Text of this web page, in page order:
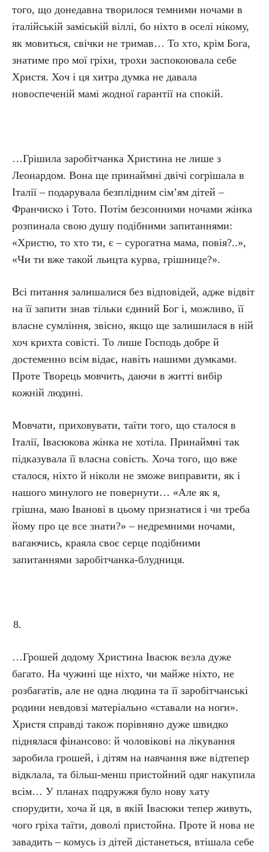
того, що донедавна творилося темними ночами в
італійській заміській віллі, бо ніхто в оселі нікому,
як мовиться, свічки не тримав… То хто, крім Бога,
знатиме про мої гріхи, трохи заспокоювала себе
Христя. Хоч і ця хитра думка не давала
новоспеченій мамі жодної гарантії на спокій.
…Грішила заробітчанка Христина не лише з
Леонардом. Вона ще принаймні двічі согрішала в
Італії – подарувала безплідним сім’ям дітей –
Франчиско і Тото. Потім безсонними ночами жінка
розпинала свою душу подібними запитаннями:
«Христю, то хто ти, є – сурогатна мама, повія?..»,
«Чи ти вже такой льицта курва, грішнице?».
Всі питання залишалися без відповідей, адже відвіт
на її запити знав тільки єдиний Бог і, можливо, її
власне сумління, звісно, якщо ще залишилася в ній
хоч крихта совісті. То лише Господь добре й
достеменно всім відає, навіть нашими думками.
Проте Творець мовчить, даючи в житті вибір
кожній людині.
Мовчати, приховувати, таїти того, що сталося в
Італії, Івасюкова жінка не хотіла. Принаймні так
підказувала її власна совість. Хоча того, що вже
сталося, ніхто й ніколи не зможе виправити, як і
нашого минулого не повернути… «Але як я,
грішна, маю Іванові в цьому признатися і чи треба
йому про це все знати?» – недремними ночами,
вагаючись, краяла своє серце подібними
запитаннями заробітчанка-блудниця.
…Грошей додому Христина Івасюк везла дуже
багато. На чужині ще ніхто, чи майже ніхто, не
розбагатів, але не одна людина та її заробітчанські
родини невдовзі матеріально «ставали на ноги».
Христя справді також порівняно дуже швидко
піднялася фінансово: й чоловікові на лікування
заробила грошей, і дітям на навчання вже відтепер
відклала, та більш-менш пристойний одяг накупила
всім… У планах подружжя було нову хату
спорудити, хоча й ця, в якій Івасюки тепер живуть,
чого гріха таїти, доволі пристойна. Проте й нова не
завадить – комусь із дітей дістанеться, втішала себе